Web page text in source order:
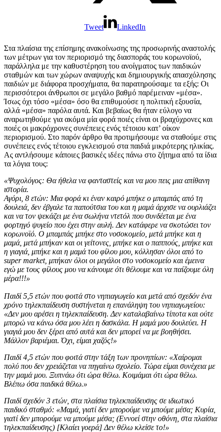
Tweet LinkedIn
Στα πλαίσια της επίσημης ανακοίνωσης της προσωρινής αναστολής
των μέτρων για τον περιορισμό της διασποράς του κορωνοϊού,
παράλληλα με την καθυστέρηση του ανοίγματος των παιδικών
σταθμών και των χώρων αναψυχής και δημιουργικής απασχόλησης
παιδιών με διάφορα προσχήματα, θα παρατηρούσαμε τα εξής: Οι
περισσότεροι άνθρωποι σε μεγάλο βαθμό παρέμειναν «μέσα».
Ίσως όχι τόσο «μέσα» όσο θα επιθυμούσε η πολιτική εξουσία,
αλλά «μέσα» παρόλα αυτά. Και βεβαίως θα ήταν εύλογο να
αναρωτηθούμε για ακόμα μία φορά ποιές είναι οι βραχύχρονες και
ποιές οι μακρόχρονες συνέπειες ενός τέτοιου κατ’ οίκον
περιορισμού. Στο παρόν άρθρο θα προτιμήσουμε να σταθούμε στις
συνέπειες ενός τέτοιου εγκλεισμού στα παιδιά μικρότερης ηλικίας.
Ας αντλήσουμε κάποιες βασικές ιδέες πάνω στο ζήτημα από τα ίδια
τα λόγια τους:
«Ψυχολόγος: Θα ήθελα να φανταστείς και να μου πεις μια απίθανη
ιστορία.
Αγόρι, 8 ετών: Μια φορά κι έναν καιρό μπήκε ο μπαμπάς από τη
δουλειά, δεν έβγαλε τα παπούτσια του και η μαμά άρχισε να ουρλιάζει
και να τον ψεκάζει με ένα σωλήνα ντετόλ που συνδέεται με ένα
φορτηγό ψυγείο που έχει στην αυλή. Δεν κατάφερε να σκοτώσει τον
κορωνοϊό. Ο μπαμπάς μπήκε στο νοσοκομείο, μετά μπήκε και η
μαμά, μετά μπήκαν και οι γείτονες, μπήκε και ο παππούς, μπήκε και
η γιαγιά, μπήκε και η μαμά του φίλου μου, κόλλησαν όλοι από το
super market, μπήκαν όλοι οι μεγάλοι στο νοσοκομείο και έμεινα
εγώ με τους φίλους μου να κάνουμε ότι θέλουμε και να παίζουμε όλη
μέρα!!!»
Παιδί 5,5 ετών που φοιτά στο νηπιαγωγείο και μετά από σχεδόν ένα
χρόνο τηλεκπαίδευση συστήνεται η επανάληψη του νηπιαγωγείου:
«Δεν μου αρέσει η τηλεκπαίδευση. Δεν καταλαβαίνω τίποτα και ούτε
μπορώ να κάνω όσα μου λέει η δασκάλα. Η μαμά μου δουλεύει. Η
γιαγιά μου δεν ξέρει από αυτά και δεν μπορεί να με βοηθήσει.
Μάλλον βαριέμαι. Όχι, είμαι χαζός!»
Παιδί 4,5 ετών που φοιτά στην τάξη των προνηπίων: «Χαίρομαι
πολύ που δεν χρειάζεται να πηγαίνω σχολείο. Τώρα είμαι συνέχεια με
την μαμά μου. Ξυπνάω ότι ώρα θέλω. Κοιμάμαι ότι ώρα θέλω.
Βλέπω όσα παιδικά θέλω.»
Παιδί σχεδόν 3 ετών, στα πλαίσια τηλεκπαίδευσης σε ιδιωτικό
παιδικό σταθμό: «Μαμά, γιατί δεν μπορούμε να μπούμε μέσα; Κυρία,
γιατί δεν μπορούμε να μπούμε μέσα; (Εννοεί στην οθόνη, στα πλαίσια
τηλεκπαίδευσης) [Κλαίει γοερά] Δεν θέλω κλείσε το!»